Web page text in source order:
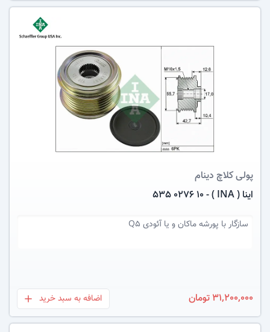
عکس کالا
پولی کلاچ دینام
اینا ( INA ) - 535 0276 10
سازگار با پورشه ماکان و یا آئودی Q5
31,200,000 تومان بعلاوه
اضافه به سبد خرید